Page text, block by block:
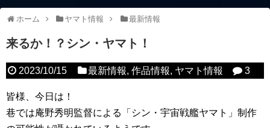
ホーム ヤマト情報 最新情報
来るか！？シン・ヤマト！
2023/10/15 最新情報,作品情報, ヤマト情報 3
皆様、今日は！
巷では庵野秀明監督による「シン・宇宙戦艦ヤマト」制作